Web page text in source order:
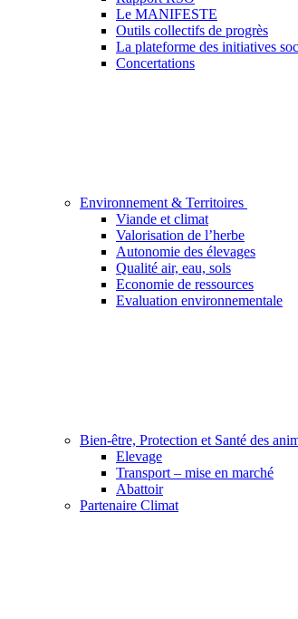
Le MANIFESTE
Outils collectifs de progrès
La plateforme des initiatives
Concertations
Environnement & Territoires
Viande et climat
Valorisation de l’herbe
Autonomie des élevages
Qualité air, eau, sols
Economie de ressources
Evaluation environnementale
Bien-être, Protection et Santé des
Elevage
Transport – mise en marché
Abattoir
Partenaire Climat